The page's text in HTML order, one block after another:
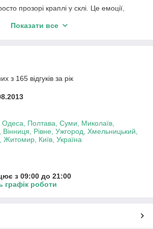
прозорі краплі у склі. Це емоції,
шлейфом протягом дня. Ми
рекламу, зосередивши всю увагу на
інтерпретація світових парфумерних
можливості для стабільного заробітку та
парфумерія Kot’e — це
вибір для вашої справи?
сировина. Це забезпечує
Показати все
з 165 відгуків за рік
Одеса, Полтава, Суми, Миколаїв,
Вінниця, Рівне, Ужгород, Хмельницький,
Житомир, Київ, Україна
з 09:00 до 21:00
графік роботи